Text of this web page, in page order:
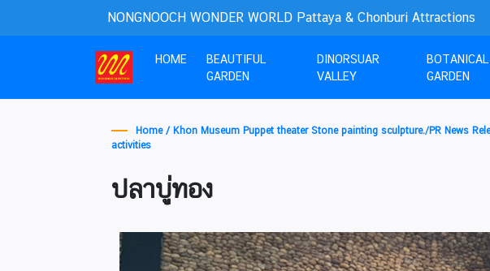
NONGNOOCH WONDER WORLD Pattaya & Chonburi Attractions
HOME (current)
BEAUTIFUL
GARDEN
DINORSUAR
VALLEY
BOTANICAL
GARDEN
Home / Khon Museum Puppet theater Stone painting sculpture./PR News
activities
ปลาบู่ทอง